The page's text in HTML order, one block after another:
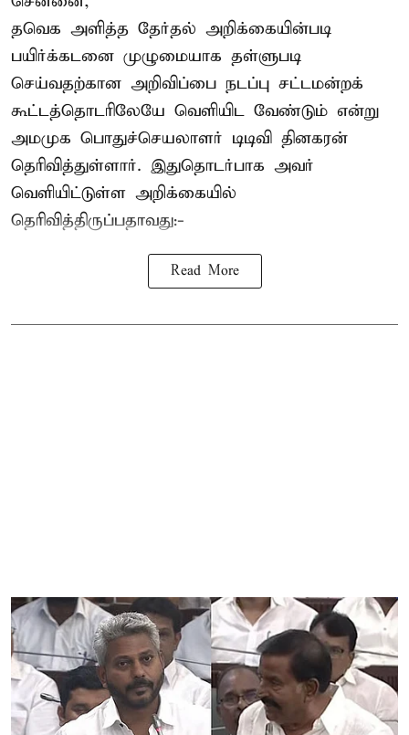
தவெக அளித்த தேர்தல் அறிக்கையின்படி
பயிர்க்கடனை முழுமையாக தள்ளுபடி
செய்வதற்கான அறிவிப்பை நடப்பு சட்டமன்றக்
கூட்டத்தொடரிலேயே வெளியிட வேண்டும் என்று
அமமுக பொதுச்செயலாளர் டிடிவி தினகரன்
தெரிவித்துள்ளார். இதுதொடர்பாக அவர்
வெளியிட்டுள்ள அறிக்கையில்
தெரிவித்திருப்பதாவது:-
Read More